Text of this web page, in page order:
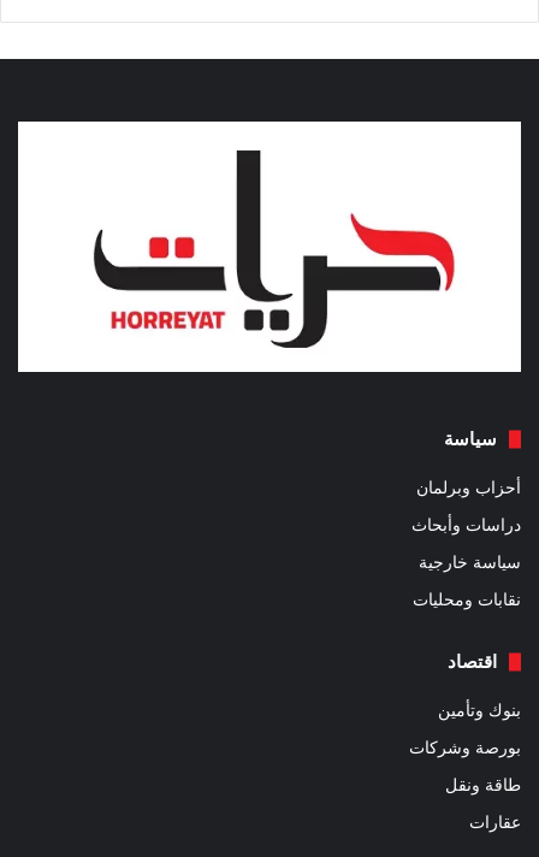
سياسة
أحزاب وبرلمان
دراسات وأبحاث
سياسة خارجية
نقابات ومحليات
اقتصاد
بنوك وتأمين
بورصة وشركات
طاقة ونقل
عقارات